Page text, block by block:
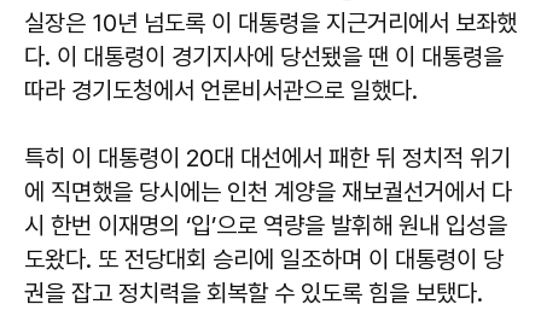
실장은 10년 넘도록 이 대통령을 지근거리에서 보좌했
다. 이 대통령이 경기지사에 당선됐을 땐 이 대통령을
따라 경기도청에서 언론비서관으로 일했다.
특히 이 대통령이 20대 대선에서 패한 뒤 정치적 위기
에 직면했을 당시에는 인천 계양을 재보궐선거에서 다
시 한번 이재명의 ‘입’으로 역량을 발휘해 원내 입성을
도왔다. 또 전당대회 승리에 일조하며 이 대통령이 당
권을 잡고 정치력을 회복할 수 있도록 힘을 보탰다.